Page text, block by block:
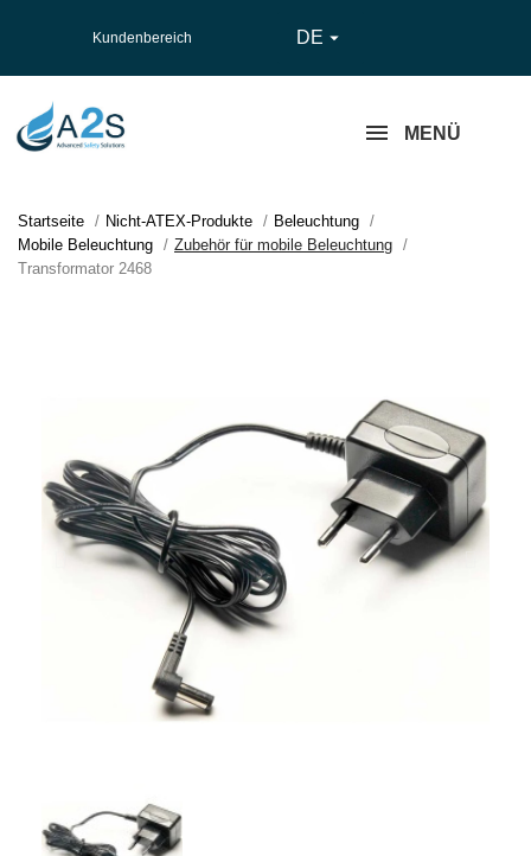
Kundenbereich DE 
MENÜ
Startseite Nicht-ATEX-Produkte
Beleuchtung
Mobile Beleuchtung
Zubehör für mobile Beleuchtung
Transformator 2468